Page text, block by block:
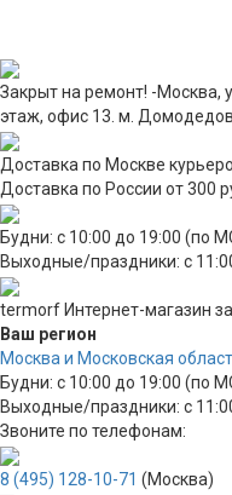
Закрыт на ремонт! -Москва,
этаж, офис 13. м.
Доставка по Москве
Доставка по России от 300
Будни: с 10:00 до 19:00 (по
Выходные/праздники: с
termorf Интернет-магазин
Ваш регион
Москва и Московская
Будни: с 10:00 до 19:00 (по
Выходные/праздники: с
Звоните по телефонам:
8 (495) 128-10-71 (Москва)